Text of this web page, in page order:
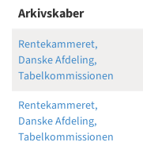
Arkivskaber
Rentekammeret,
Danske Afdeling,
Tabelkommissionen
Rentekammeret,
Danske Afdeling,
Tabelkommissionen